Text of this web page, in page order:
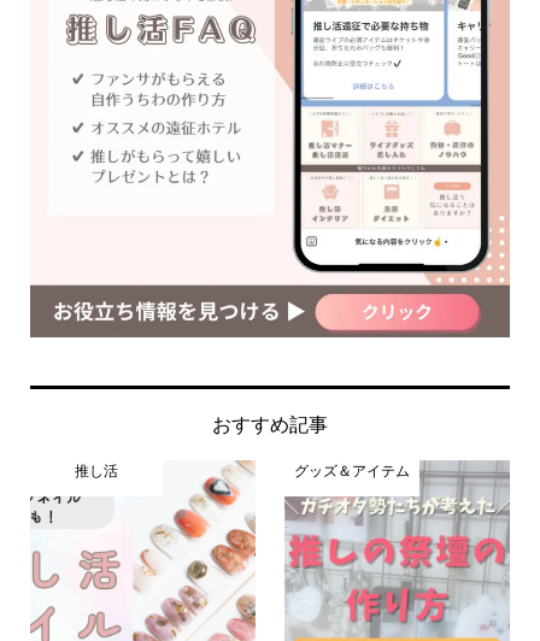
おすすめ記事
推し活 グッズ＆アイテム